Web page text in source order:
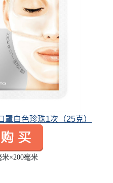
白色珍珠1次（25克）
×200毫米